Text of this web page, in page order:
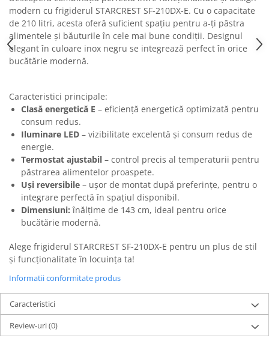
Preparare ceai si cafea
Aparate de spumat lapte
Espressoare
Preparare desert
Aparate de facut inghetata
Preparare paine
Masini de facut paine
Prajitoare de paine
Storcatoare
Storcatoare
Tigai
modern cu frigiderul STARCREST SF-210DX-E. Cu o capacitate
de 210 litri, acesta oferă suficient spațiu pentru a-ți păstra
alimentele și băuturile în cele mai bune condiții. Designul
elegant în culoare inox negru se integrează perfect în orice
bucătărie modernă.
Caracteristici principale:
Clasă energetică E – eficiență energetică optimizată pentru
consum redus.
Iluminare LED – vizibilitate excelentă și consum redus de
energie.
Termostat ajustabil – control precis al temperaturii pentru
păstrarea alimentelor proaspete.
Uși reversibile – ușor de montat după preferințe, pentru o
integrare perfectă în spațiul disponibil.
Dimensiuni: înălțime de 143 cm, ideal pentru orice
bucătărie modernă.
Alege frigiderul STARCREST SF-210DX-E pentru un plus de stil
și funcționalitate în locuința ta!
Informatii conformitate produs
Caracteristici
Review-uri(0)